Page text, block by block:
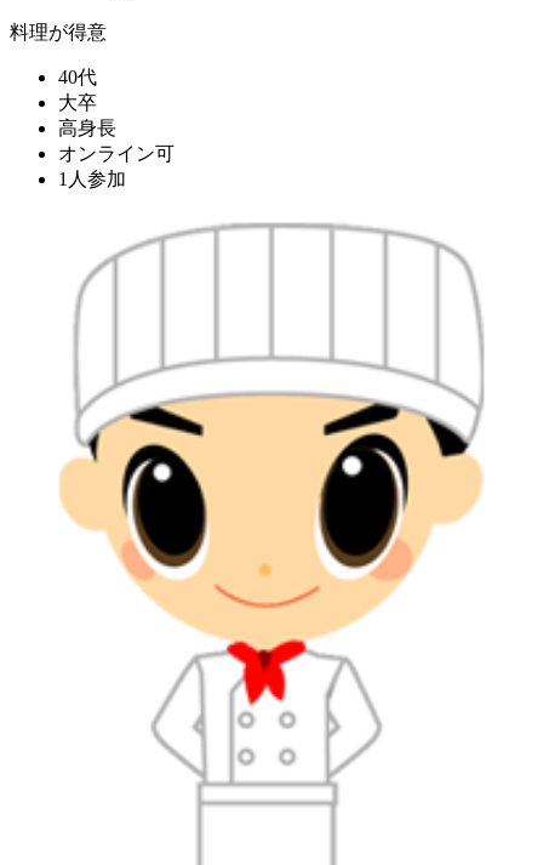
料理が得意
40代
大卒
高身長
オンライン可
1人参加